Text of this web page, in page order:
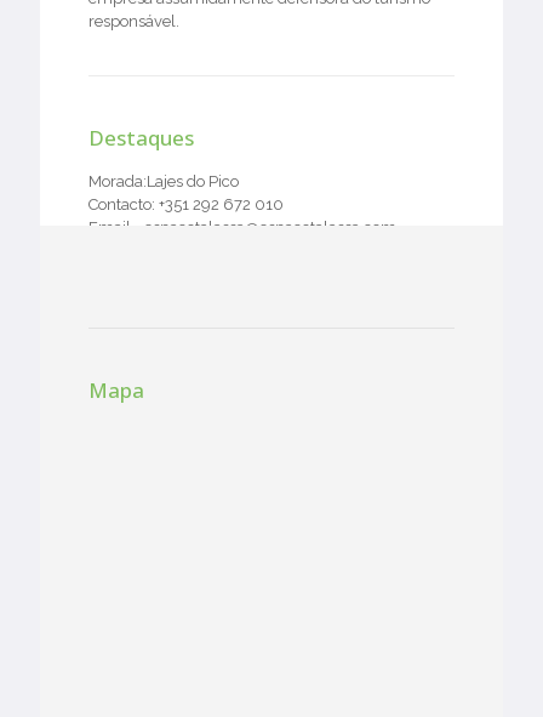
responsável.
Destaques
Morada:Lajes do Pico
Contacto: +351 292 672 010
Email - espacotalassa@espacotalassa.com
Mapa